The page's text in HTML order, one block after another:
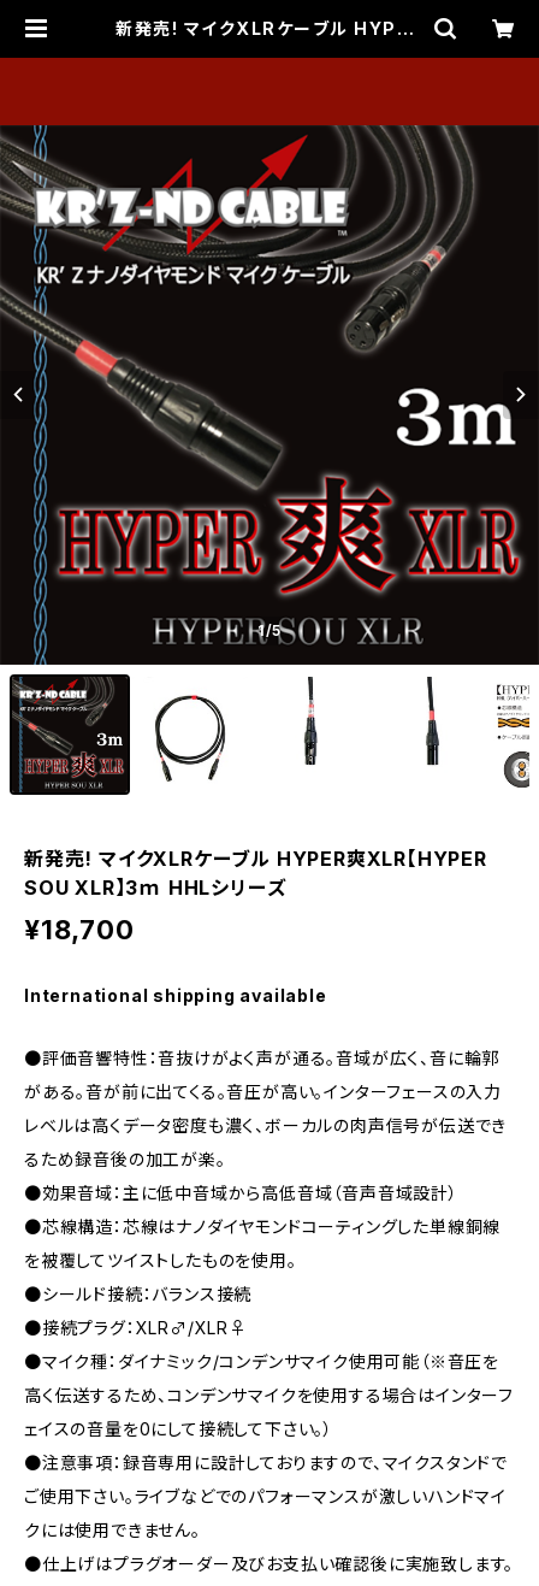
新発売! マイクXLRケーブル HYPER
1/5
新発売! マイクXLRケーブル HYPER爽XLR【HYPER
SOU XLR】3ｍ HHLシリーズ
¥18,700
International shipping available
●評価音響特性：音抜けがよく声が通る。音域が広く、音に輪郭
がある。音が前に出てくる。音圧が高い。インターフェースの入力
レベルは高くデータ密度も濃く、ボーカルの肉声信号が伝送でき
るため録音後の加工が楽。
●効果音域：主に低中音域から高低音域（音声音域設計）
●芯線構造：芯線はナノダイヤモンドコーティングした単線銅線
を被覆してツイストしたものを使用。
●シールド接続：バランス接続
●接続プラグ：XLR♂/XLR♀
●マイク種：ダイナミック/コンデンサマイク使用可能（※音圧を
高く伝送するため、コンデンサマイクを使用する場合はインターフ
ェイスの音量を0にして接続して下さい。）
●注意事項：録音専用に設計しておりますので、マイクスタンドで
ご使用下さい。ライブなどでのパフォーマンスが激しいハンドマイ
クには使用できません。
●仕上げはプラグオーダー及びお支払い確認後に実施致します。